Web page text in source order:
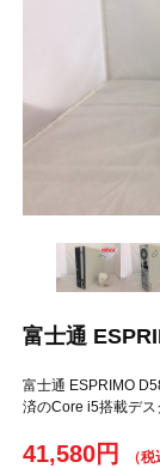
富士通
富士通 ESPRIMO
済のCore i5搭載デ
41,580円